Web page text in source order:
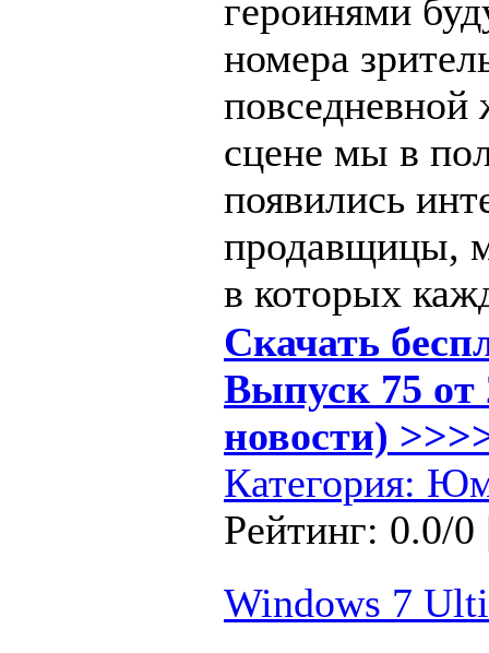
героинями
номера
повседневной
сцене мы в
появились
продавщицы,
в которых
Скачать
Выпуск 75 от
новости)
Категория:
Рейтинг: 0.0/
Windows 7